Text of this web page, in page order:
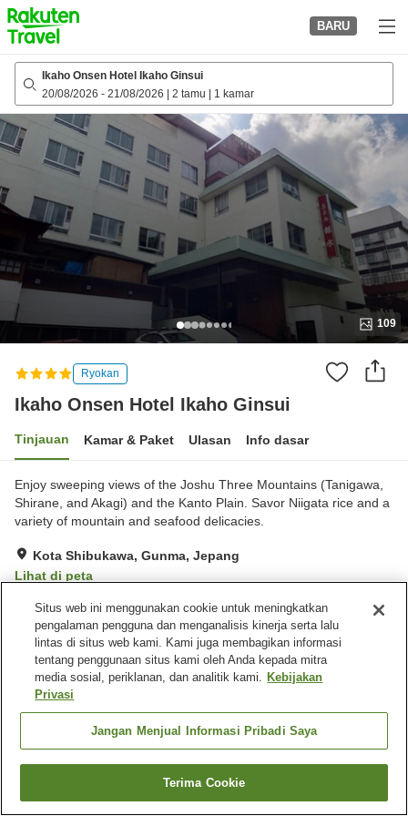
to
top
page
BARU
Ikaho Onsen Hotel Ikaho Ginsui
20/08/2026 - 21/08/2026 2 tamu 1 kamar
109
Ryokan
Ikaho Onsen Hotel Ikaho Ginsui
Tinjauan Kamar & Paket Ulasan Info dasar
Enjoy sweeping views of the Joshu Three Mountains (Tanigawa,
Shirane, and Akagi) and the Kanto Plain. Savor Niigata rice and a
variety of mountain and seafood delicacies.
Kota Shibukawa, Gunma, Jepang
Lihat di peta
Baik Ulasan:79
Fasilitas properti
Tempat parkir
Spa / Salon kecantikan
Restoran
Beranda Jepang Gunma
Kota Shibukawa
Ikaho Onsen Hotel Ikaho Ginsui
Cari kamar
Situs web ini menggunakan cookie untuk meningkatkan
pengalaman pengguna dan menganalisis kinerja serta lalu
lintas di situs web kami. Kami juga membagikan informasi
tentang penggunaan situs kami oleh Anda kepada mitra
media sosial, periklanan, dan analitik kami. Kebijakan
Privasi
Jangan Menjual Informasi Pribadi Saya
Terima Cookie